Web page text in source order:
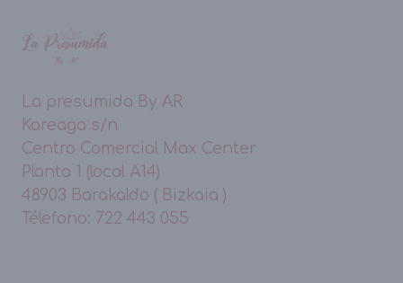
La presumida By AR
Kareaga s/n
Centro Comercial Max Center
Planta 1 (local A14)
48903 Barakaldo ( Bizkaia )
Télefono: 722 443 055